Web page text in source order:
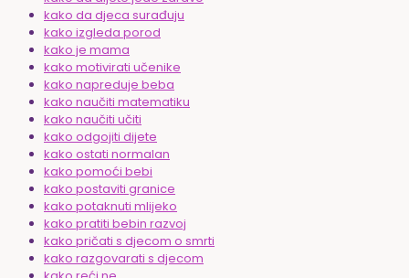
kako da djeca surađuju
kako izgleda porod
kako je mama
kako motivirati učenike
kako napreduje beba
kako naučiti matematiku
kako naučiti učiti
kako odgojiti dijete
kako ostati normalan
kako pomoći bebi
kako postaviti granice
kako potaknuti mlijeko
kako pratiti bebin razvoj
kako pričati s djecom o smrti
kako razgovarati s djecom